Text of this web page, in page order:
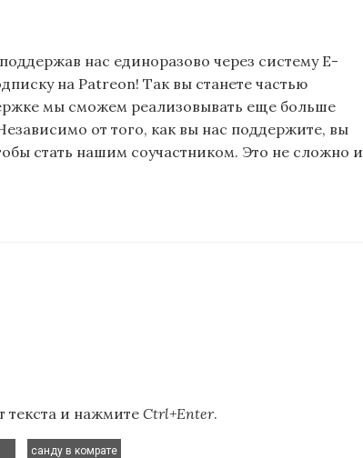
нас единоразово через систему E-
на Patreon! Так вы станете частью
мы сможем реализовывать еще больше
от того, как вы нас поддержите, вы
стать нашим соучастником. Это не сложно и
текста и нажмите Ctrl+Enter.
санду в комрате